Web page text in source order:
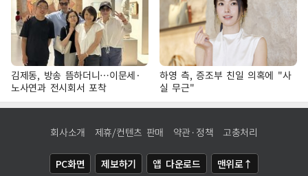
김제동, 방송 뜸하더니…이문세·
노사연과 전시회서 포착
하영 측, 증조부 친일 의혹에 "사
실 무근"
회사소개 제휴/컨텐츠 판매 약관·정책 고충처리
PC화면 제보하기 앱 다운로드 맨위로↑